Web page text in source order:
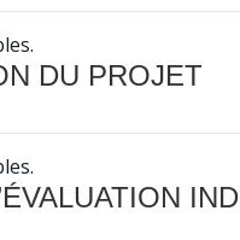
DU PROJET